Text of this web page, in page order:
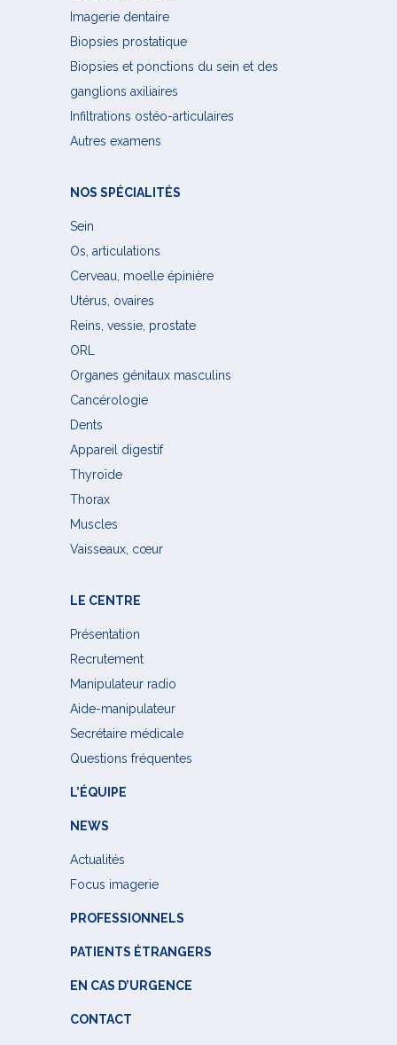
Imagerie dentaire
Biopsies prostatique
Biopsies et ponctions du sein et des
ganglions axiliaires
Infiltrations ostéo-articulaires
Autres examens
NOS SPÉCIALITÉS
Sein
Os, articulations
Cerveau, moelle épinière
Utérus, ovaires
Reins, vessie, prostate
ORL
Organes génitaux masculins
Cancérologie
Dents
Appareil digestif
Thyroïde
Thorax
Muscles
Vaisseaux, cœur
LE CENTRE
Présentation
Recrutement
Manipulateur radio
Aide-manipulateur
Secrétaire médicale
Questions fréquentes
L’ÉQUIPE
NEWS
Actualités
Focus imagerie
PROFESSIONNELS
PATIENTS ÉTRANGERS
EN CAS D’URGENCE
CONTACT